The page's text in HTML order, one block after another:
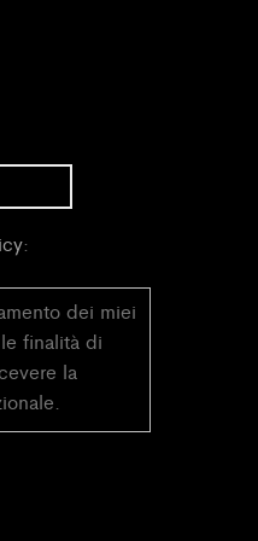
:
dei miei
finalità di
la